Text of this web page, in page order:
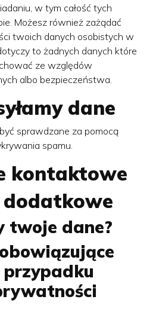
w tym całość tych
Możesz również zażądać
twoich danych osobistych w
to żadnych danych które
ze względów
albo bezpieczeństwa.
dane
sprawdzane za pomocą
spamu.
kontaktowe
twoje dane?